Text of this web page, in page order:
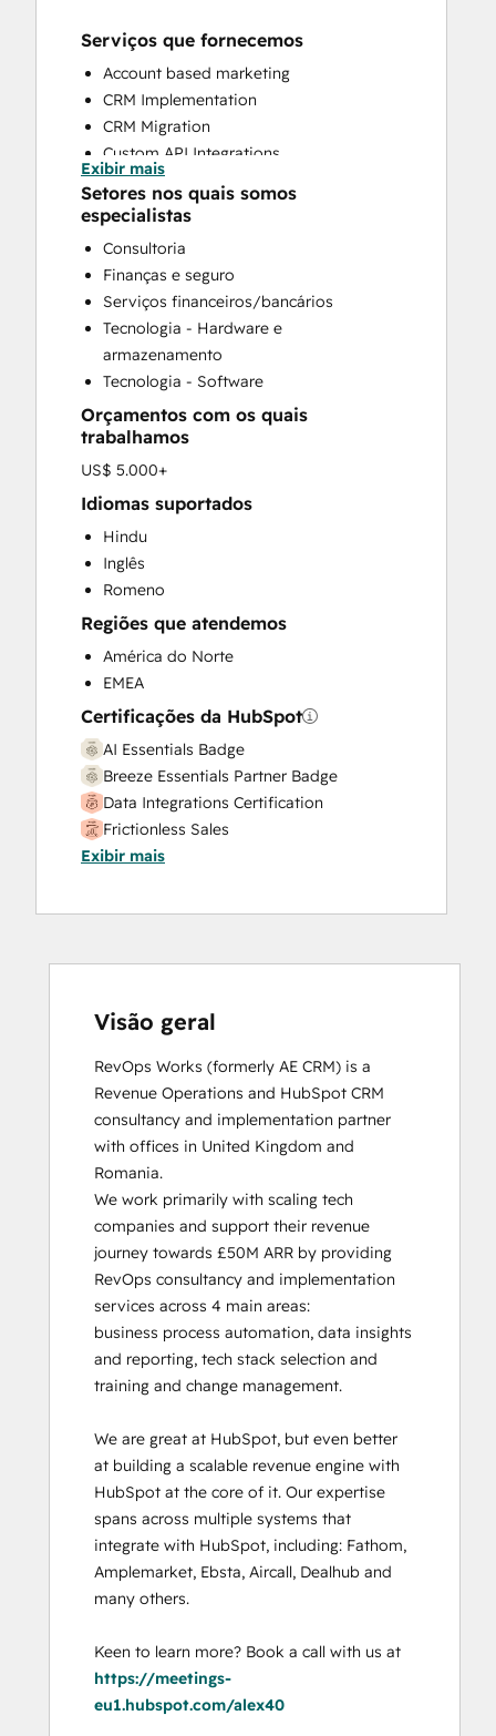
Serviços que fornecemos
Account based marketing
CRM Implementation
CRM Migration
Custom API Integrations
Customer Marketing
Customer Success Training
Customer Support Training
Customer Survey and Analysis
Email Marketing
Full Inbound Marketing Services
Help Desk Implementation
HubSpot Onboarding
Knowledge Base Development
Marketing Hub Enterprise Onboarding
Marketing Hub Professional Onboarding
Programmable Automation
Sales and Marketing Alignment
Sales Coaching and Training
Sales Enablement
Sales Hub Enterprise Onboarding
Service Hub Enterprise Onboarding
Service Hub Professional Onboarding
Exibir mais
Setores nos quais somos
especialistas
Consultoria
Finanças e seguro
Serviços financeiros/bancários
Tecnologia - Hardware e
armazenamento
Tecnologia - Software
Orçamentos com os quais
trabalhamos
US$ 5.000+
Idiomas suportados
Hindu
Inglês
Romeno
Regiões que atendemos
América do Norte
EMEA
Certificações da HubSpot
AI Essentials Badge
Breeze Essentials Partner Badge
Data Integrations Certification
Frictionless Sales
HubSpot Sales Hub Software
HubSpot Solutions Partner
Inbound Sales
Service Hub Software
Exibir mais
Visão geral
RevOps Works (formerly AE CRM) is a
Revenue Operations and HubSpot CRM
consultancy and implementation partner
with offices in United Kingdom and
Romania.
We work primarily with scaling tech
companies and support their revenue
journey towards £50M ARR by providing
RevOps consultancy and implementation
services across 4 main areas:
business process automation, data insights
and reporting, tech stack selection and
training and change management.
We are great at HubSpot, but even better
at building a scalable revenue engine with
HubSpot at the core of it. Our expertise
spans across multiple systems that
integrate with HubSpot, including: Fathom,
Amplemarket, Ebsta, Aircall, Dealhub and
many others.
https://meetings-
eu1.hubspot.com/alex40